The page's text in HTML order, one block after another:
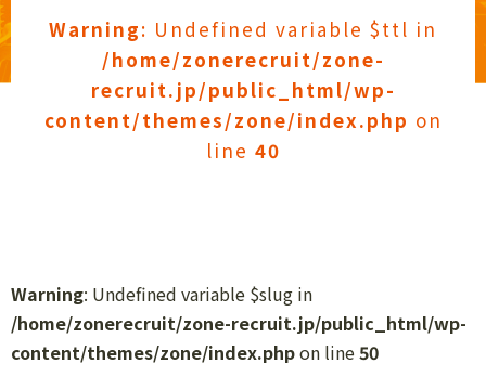
Warning: Undefined variable $ttl in
/home/zonerecruit/zone-
recruit.jp/public_html/wp-
content/themes/zone/index.php on
line 40
Warning: Undefined variable $slug in
/home/zonerecruit/zone-recruit.jp/public_html/wp-
content/themes/zone/index.phpon line50